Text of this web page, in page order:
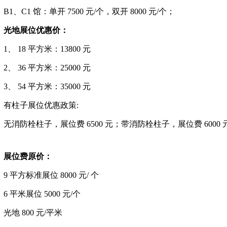
B1、C1 馆： 单开 7500 元/个，双开 8000 元/个；
光地展位优惠价：
1、 18 平方米：13800 元
2、 36 平方米：25000 元
3、 54 平方米：35000 元
有柱子展位优惠政策:
无消防栓柱子，展位费 6500 元；带消防栓柱子，展位费 6000
展位费原价：
9 平方标准展位 8000 元/ 个
6 平米展位 5000 元/个
光地 800 元/平米